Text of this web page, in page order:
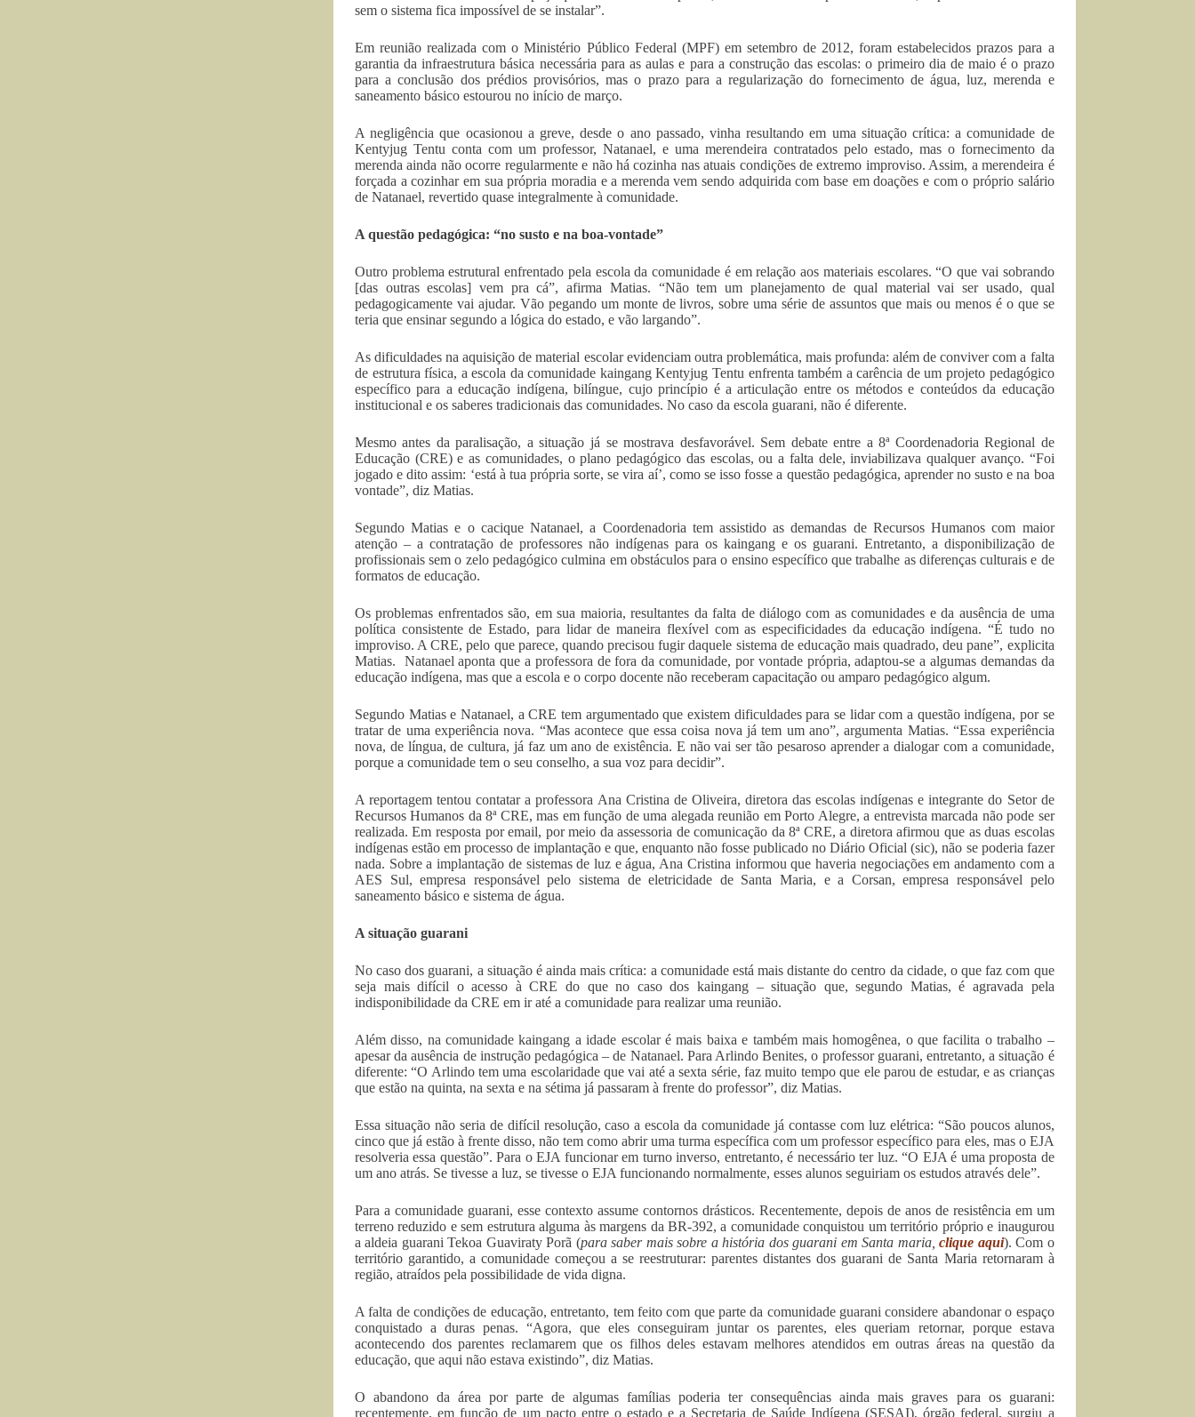
sem o sistema fica impossível de se instalar”.
Em reunião realizada com o Ministério Público Federal (MPF) em setembro de 2012, foram estabelecidos prazos para a
garantia da infraestrutura básica necessária para as aulas e para a construção das escolas: o primeiro dia de maio é o prazo
para a conclusão dos prédios provisórios, mas o prazo para a regularização do fornecimento de água, luz, merenda e
saneamento básico estourou no início de março.
A negligência que ocasionou a greve, desde o ano passado, vinha resultando em uma situação crítica: a comunidade de
Kentyjug Tentu conta com um professor, Natanael, e uma merendeira contratados pelo estado, mas o fornecimento da
merenda ainda não ocorre regularmente e não há cozinha nas atuais condições de extremo improviso. Assim, a merendeira é
forçada a cozinhar em sua própria moradia e a merenda vem sendo adquirida com base em doações e com o próprio salário
de Natanael, revertido quase integralmente à comunidade.
A questão pedagógica: “no susto e na boa-vontade”
Outro problema estrutural enfrentado pela escola da comunidade é em relação aos materiais escolares. “O que vai sobrando
[das outras escolas] vem pra cá”, afirma Matias. “Não tem um planejamento de qual material vai ser usado, qual
pedagogicamente vai ajudar. Vão pegando um monte de livros, sobre uma série de assuntos que mais ou menos é o que se
teria que ensinar segundo a lógica do estado, e vão largando”.
As dificuldades na aquisição de material escolar evidenciam outra problemática, mais profunda: além de conviver com a falta
de estrutura física, a escola da comunidade kaingang Kentyjug Tentu enfrenta também a carência de um projeto pedagógico
específico para a educação indígena, bilíngue, cujo princípio é a articulação entre os métodos e conteúdos da educação
institucional e os saberes tradicionais das comunidades. No caso da escola guarani, não é diferente.
Mesmo antes da paralisação, a situação já se mostrava desfavorável. Sem debate entre a 8ª Coordenadoria Regional de
Educação (CRE) e as comunidades, o plano pedagógico das escolas, ou a falta dele, inviabilizava qualquer avanço. “Foi
jogado e dito assim: ‘está à tua própria sorte, se vira aí’, como se isso fosse a questão pedagógica, aprender no susto e na boa
vontade”, diz Matias.
Segundo Matias e o cacique Natanael, a Coordenadoria tem assistido as demandas de Recursos Humanos com maior
atenção – a contratação de professores não indígenas para os kaingang e os guarani. Entretanto, a disponibilização de
profissionais sem o zelo pedagógico culmina em obstáculos para o ensino específico que trabalhe as diferenças culturais e de
formatos de educação.
Os problemas enfrentados são, em sua maioria, resultantes da falta de diálogo com as comunidades e da ausência de uma
política consistente de Estado, para lidar de maneira flexível com as especificidades da educação indígena. “É tudo no
improviso. A CRE, pelo que parece, quando precisou fugir daquele sistema de educação mais quadrado, deu pane”, explicita
Matias. Natanael aponta que a professora de fora da comunidade, por vontade própria, adaptou-se a algumas demandas da
educação indígena, mas que a escola e o corpo docente não receberam capacitação ou amparo pedagógico algum.
Segundo Matias e Natanael, a CRE tem argumentado que existem dificuldades para se lidar com a questão indígena, por se
tratar de uma experiência nova. “Mas acontece que essa coisa nova já tem um ano”, argumenta Matias. “Essa experiência
nova, de língua, de cultura, já faz um ano de existência. E não vai ser tão pesaroso aprender a dialogar com a comunidade,
porque a comunidade tem o seu conselho, a sua voz para decidir”.
A reportagem tentou contatar a professora Ana Cristina de Oliveira, diretora das escolas indígenas e integrante do Setor de
Recursos Humanos da 8ª CRE, mas em função de uma alegada reunião em Porto Alegre, a entrevista marcada não pode ser
realizada. Em resposta por email, por meio da assessoria de comunicação da 8ª CRE, a diretora afirmou que as duas escolas
indígenas estão em processo de implantação e que, enquanto não fosse publicado no Diário Oficial (sic), não se poderia fazer
nada. Sobre a implantação de sistemas de luz e água, Ana Cristina informou que haveria negociações em andamento com a
AES Sul, empresa responsável pelo sistema de eletricidade de Santa Maria, e a Corsan, empresa responsável pelo
saneamento básico e sistema de água.
A situação guarani
No caso dos guarani, a situação é ainda mais crítica: a comunidade está mais distante do centro da cidade, o que faz com que
seja mais difícil o acesso à CRE do que no caso dos kaingang – situação que, segundo Matias, é agravada pela
indisponibilidade da CRE em ir até a comunidade para realizar uma reunião.
Além disso, na comunidade kaingang a idade escolar é mais baixa e também mais homogênea, o que facilita o trabalho –
apesar da ausência de instrução pedagógica – de Natanael. Para Arlindo Benites, o professor guarani, entretanto, a situação é
diferente: “O Arlindo tem uma escolaridade que vai até a sexta série, faz muito tempo que ele parou de estudar, e as crianças
que estão na quinta, na sexta e na sétima já passaram à frente do professor”, diz Matias.
Essa situação não seria de difícil resolução, caso a escola da comunidade já contasse com luz elétrica: “São poucos alunos,
cinco que já estão à frente disso, não tem como abrir uma turma específica com um professor específico para eles, mas o EJA
resolveria essa questão”. Para o EJA funcionar em turno inverso, entretanto, é necessário ter luz. “O EJA é uma proposta de
um ano atrás. Se tivesse a luz, se tivesse o EJA funcionando normalmente, esses alunos seguiriam os estudos através dele”.
Para a comunidade guarani, esse contexto assume contornos drásticos. Recentemente, depois de anos de resistência em um
terreno reduzido e sem estrutura alguma às margens da BR-392, a comunidade conquistou um território próprio e inaugurou
a aldeia guarani Tekoa Guaviraty Porã (para saber mais sobre a história dos guarani em Santa maria,clique aqui). Com o
território garantido, a comunidade começou a se reestruturar: parentes distantes dos guarani de Santa Maria retornaram à
região, atraídos pela possibilidade de vida digna.
A falta de condições de educação, entretanto, tem feito com que parte da comunidade guarani considere abandonar o espaço
conquistado a duras penas. “Agora, que eles conseguiram juntar os parentes, eles queriam retornar, porque estava
acontecendo dos parentes reclamarem que os filhos deles estavam melhores atendidos em outras áreas na questão da
educação, que aqui não estava existindo”, diz Matias.
O abandono da área por parte de algumas famílias poderia ter consequências ainda mais graves para os guarani:
recentemente, em função de um pacto entre o estado e a Secretaria de Saúde Indígena (SESAI), órgão federal, surgiu a